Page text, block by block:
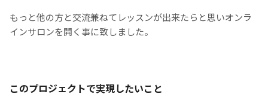
もっと他の方と交流兼ねてレッスンが出来たらと思いオンラ
インサロンを開く事に致しました。
このプロジェクトで実現したいこと